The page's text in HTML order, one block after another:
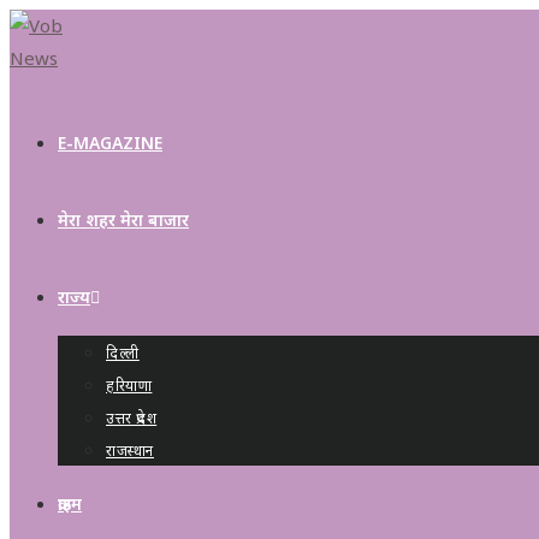
E-MAGAZINE
मेरा शहर मेरा बाजार
राज्य
दिल्ली
हरियाणा
उत्तर प्रदेश
राजस्थान
क्राइम